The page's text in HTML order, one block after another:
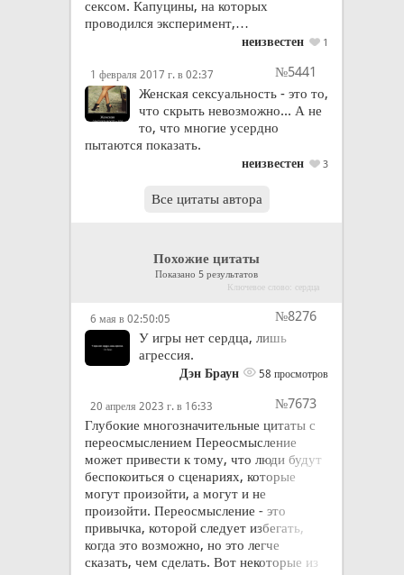
сексом. Капуцины, на которых
проводился эксперимент,…
неизвестен 1
1 февраля 2017 г. в 02:37
№5441
Женская сексуальность - это то,
что скрыть невозможно... А не
то, что многие усердно
пытаются показать.
неизвестен 3
Все цитаты автора
Похожие цитаты
Показано 5 результатов
Ключевое слово: сердца
6 мая в 02:50:05
№8276
У игры нет сердца, лишь
агрессия.
Дэн Браун 58 просмотров
20 апреля 2023 г. в 16:33
№7673
Глубокие многозначительные цитаты с
переосмыслением Переосмысление
может привести к тому, что люди будут
беспокоиться о сценариях, которые
могут произойти, а могут и не
произойти. Переосмысление - это
привычка, которой следует избегать,
когда это возможно, но это легче
сказать, чем сделать. Вот некоторые из